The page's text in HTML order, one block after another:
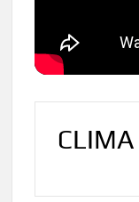
CLIMA